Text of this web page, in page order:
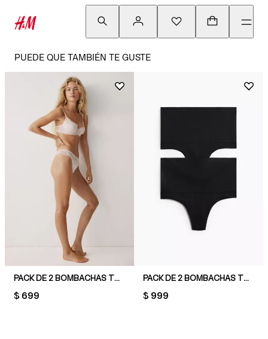
PUEDE QUE TAMBIÉN TE GUSTE
PACK DE 2 BOMBACHAS THONG DE MICROFIBRA Y ENCAJE
PRICE:
$ 699
PACK DE 2 BOMBACHAS THONG MEDIUM SHAPE
PRICE:
$ 999